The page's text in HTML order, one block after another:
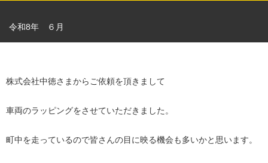
令和8年 ６月
株式会社中徳さまからご依頼を頂きまして
車両のラッピングをさせていただきました。
町中を走っているので皆さんの目に映る機会も多いかと思います。